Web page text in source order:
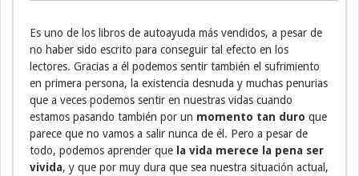
Es uno de los libros de autoayuda más vendidos, a pesar de
no haber sido escrito para conseguir tal efecto en los
lectores. Gracias a él podemos sentir también el sufrimiento
en primera persona, la existencia desnuda y muchas penurias
que a veces podemos sentir en nuestras vidas cuando
estamos pasando también por un momento tan duro que
parece que no vamos a salir nunca de él. Pero a pesar de
todo, podemos aprender que la vida merece la pena ser
vivida, y que por muy dura que sea nuestra situación actual,